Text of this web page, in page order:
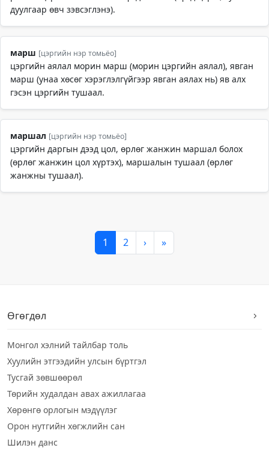
дуулгаар өвч зэвсэглэнэ).
марш [цэргийн нэр томьёо]
цэргийн аялал морин марш (морин цэргийн аялал), явган
марш (унаа хөсөг хэрэглэлгүйгээр явган аялах нь) яв алх
гэсэн цэргийн тушаал.
маршал [цэргийн нэр томьёо]
цэргийн даргын дээд цол, өрлөг жанжин маршал болох
(өрлөг жанжин цол хүртэх), маршалын тушаал (өрлөг
жанжны тушаал).
1 2 › »
Өгөгдөл
Монгол хэлний тайлбар толь
Хуулийн этгээдийн улсын бүртгэл
Тусгай зөвшөөрөл
Төрийн худалдан авах ажиллагаа
Хөрөнгө орлогын мэдүүлэг
Орон нутгийн хөгжлийн сан
Шилэн данс